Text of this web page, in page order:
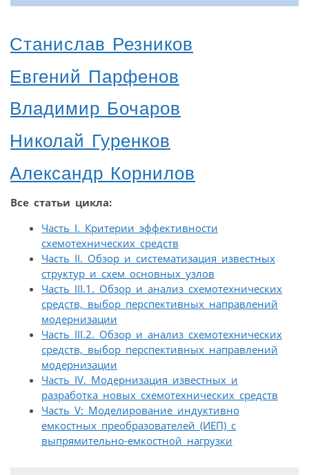
Станислав Резников
Евгений Парфенов
Владимир Бочаров
Николай Гуренков
Александр Корнилов
Все статьи цикла:
Часть I. Критерии эффективности
схемотехнических средств
Часть II. Обзор и систематизация известных
структур и схем основных узлов
Часть III.1. Обзор и анализ схемотехнических
средств, выбор перспективных направлений
модернизации
Часть III.2. Обзор и анализ схемотехнических
средств, выбор перспективных направлений
модернизации
Часть IV. Модернизация известных и
разработка новых схемотехнических средств
Часть V: Моделирование индуктивно
емкостных преобразователей (ИЕП) с
выпрямительно-емкостной нагрузки